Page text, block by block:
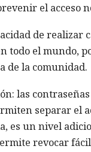
el acceso
de realizar
todo el mundo,
de la comunidad.
las contraseñas
separar el
es un nivel
revocar